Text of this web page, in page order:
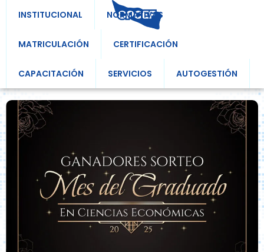
INSTITUCIONAL NORMATIVAS
MATRICULACIÓN CERTIFICACIÓN
CAPACITACIÓN SERVICIOS AUTOGESTIÓN